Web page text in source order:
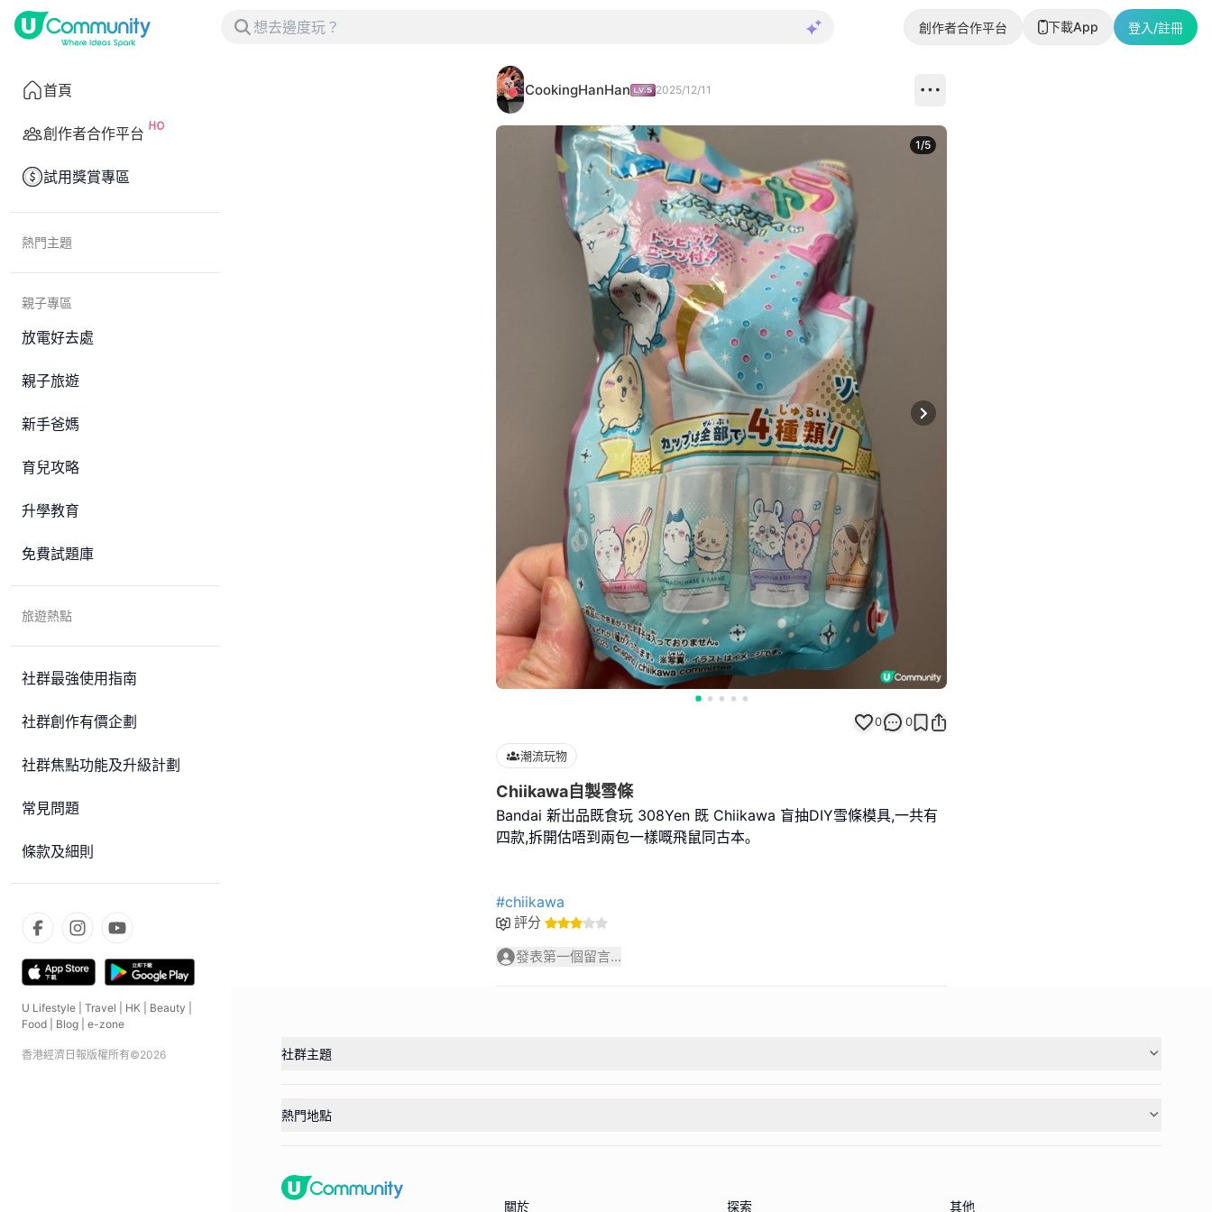
創作者合作平台 下載App 登入/註冊
首頁
創作者合作平台
試用獎賞專區
熱門主題
親子專區
放電好去處
親子旅遊
新手爸媽
育兒攻略
升學教育
免費試題庫
旅遊熱點
社群最強使用指南
社群創作有價企劃
社群焦點功能及升級計劃
常見問題
條款及細則
U Lifestyle Travel HK Beauty
Food
Blog e-zone
香港經濟日報版權所有©2026
CookingHanHan 2025/12/11
Next slide
1/5
0 0
潮流玩物
Chiikawa自製雪條
Bandai 新岀品既食玩 308Yen 既 Chiikawa 盲抽DIY雪條模具,一共有
四款,拆開估唔到兩包一樣嘅飛鼠同古本｡
#chiikawa
評分
發表第一個留言...
社群主題
熱門地點
關於 探索 其他